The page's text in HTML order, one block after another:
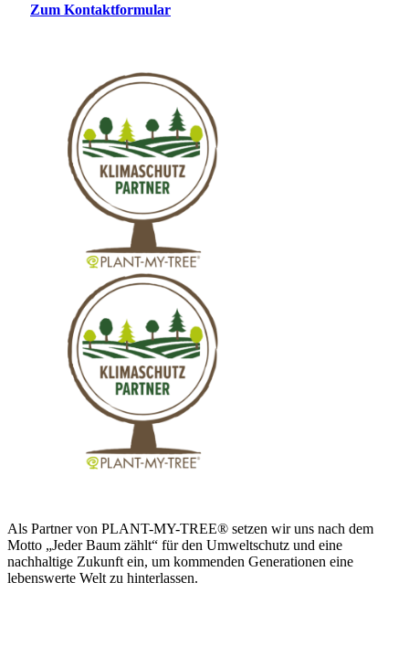
Zum Kontaktformular
Als Partner von PLANT-MY-TREE® setzen wir uns nach dem
Motto „Jeder Baum zählt“ für den Umweltschutz und eine
nachhaltige Zukunft ein, um kommenden Generationen eine
lebenswerte Welt zu hinterlassen.